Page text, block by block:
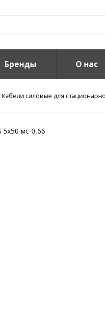
(СКС)
Бренды О нас
Кабели силовые для